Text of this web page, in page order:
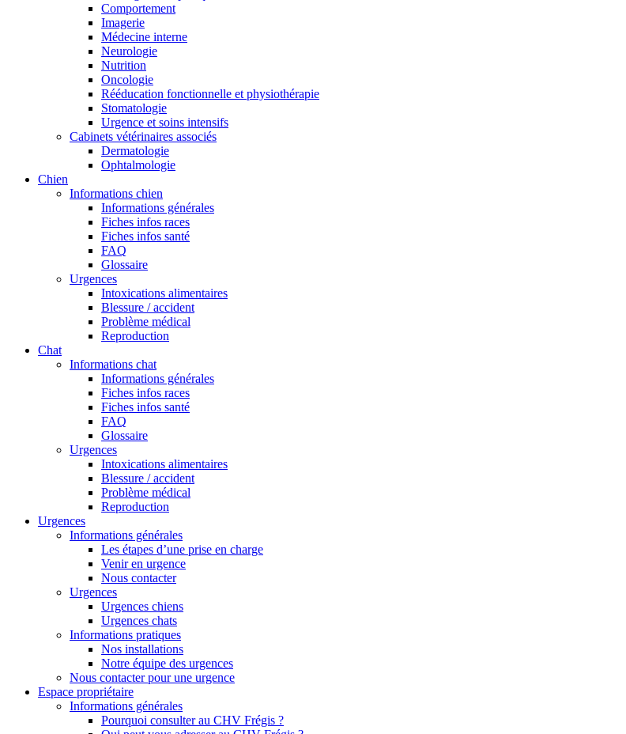
Comportement
Imagerie
Médecine interne
Neurologie
Nutrition
Oncologie
Rééducation fonctionnelle et physiothérapie
Stomatologie
Urgence et soins intensifs
Cabinets vétérinaires associés
Dermatologie
Ophtalmologie
Chien
Informations chien
Informations générales
Fiches infos races
Fiches infos santé
FAQ
Glossaire
Urgences
Intoxications alimentaires
Blessure / accident
Problème médical
Reproduction
Chat
Informations chat
Informations générales
Fiches infos races
Fiches infos santé
FAQ
Glossaire
Urgences
Intoxications alimentaires
Blessure / accident
Problème médical
Reproduction
Urgences
Informations générales
Les étapes d’une prise en charge
Venir en urgence
Nous contacter
Urgences
Urgences chiens
Urgences chats
Informations pratiques
Nos installations
Notre équipe des urgences
Nous contacter pour une urgence
Espace propriétaire
Informations générales
Pourquoi consulter au CHV Frégis ?